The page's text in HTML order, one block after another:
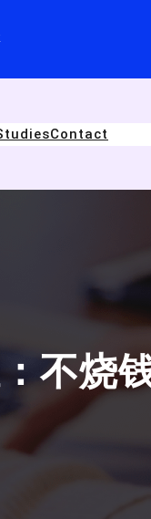
Contact
不烧